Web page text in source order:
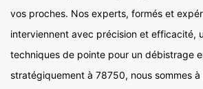
vos proches. Nos experts, formés et
interviennent avec précision et efficacité,
techniques de pointe pour un débistrage
stratégiquement à 78750, nous sommes